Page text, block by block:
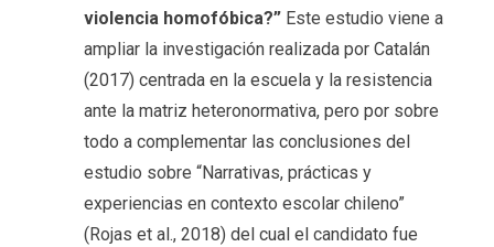
violencia homofóbica?”Este estudio viene a
ampliar la investigación realizada por Catalán
(2017) centrada en la escuela y la resistencia
ante la matriz heteronormativa, pero por sobre
todo a complementar las conclusiones del
estudio sobre “Narrativas, prácticas y
experiencias en contexto escolar chileno”
(Rojas et al., 2018) del cual el candidato fue